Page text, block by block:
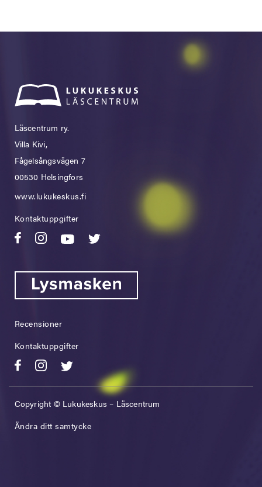
Läscentrum ry.
Villa Kivi,
Fågelsångsvägen 7
00530 Helsingfors
www.lukukeskus.fi
Kontaktuppgifter
Recensioner
Kontaktuppgifter
Copyright © Lukukeskus – Läscentrum
Ändra ditt samtycke